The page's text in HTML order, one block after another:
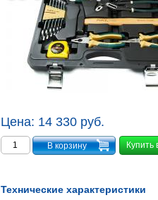
Цена: 14 330 руб.
Купить
Технические характеристики